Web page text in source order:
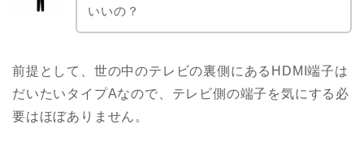
いいの？
前提として、世の中のテレビの裏側にあるHDMI端子は
だいたいタイプAなので、テレビ側の端子を気にする必
要はほぼありません。